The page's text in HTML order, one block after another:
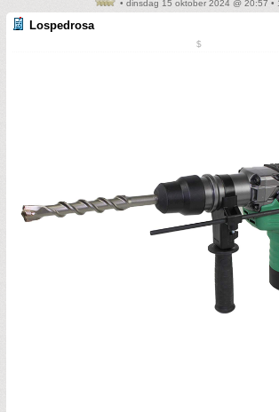
• dinsdag 15 oktober 2024 @ 20:57 •
Lospedrosa
$